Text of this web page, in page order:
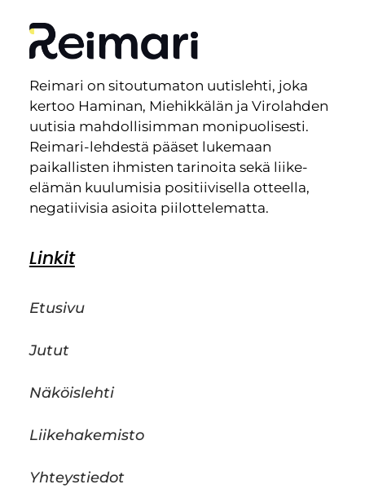
Reimari on sitoutumaton uutislehti, joka
kertoo Haminan, Miehikkälän ja Virolahden
uutisia mahdollisimman monipuolisesti.
Reimari-lehdestä pääset lukemaan
paikallisten ihmisten tarinoita sekä liike-
elämän kuulumisia positiivisella otteella,
negatiivisia asioita piilottelematta.
Linkit
Etusivu
Jutut
Näköislehti
Liikehakemisto
Yhteystiedot